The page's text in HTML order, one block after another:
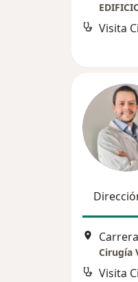
Cirugía
Visita